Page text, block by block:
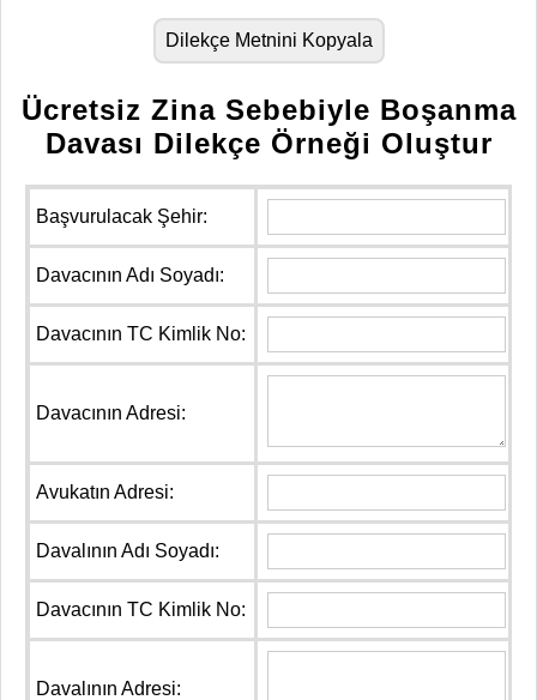
Dilekçe Metnini Kopyala
Ücretsiz Zina Sebebiyle Boşanma
Davası Dilekçe Örneği Oluştur
Başvurulacak Şehir:
Davacının Adı Soyadı:
Davacının TC Kimlik No:
Davacının Adresi:
Avukatın Adresi:
Davalının Adı Soyadı:
Davacının TC Kimlik No:
Davalının Adresi: